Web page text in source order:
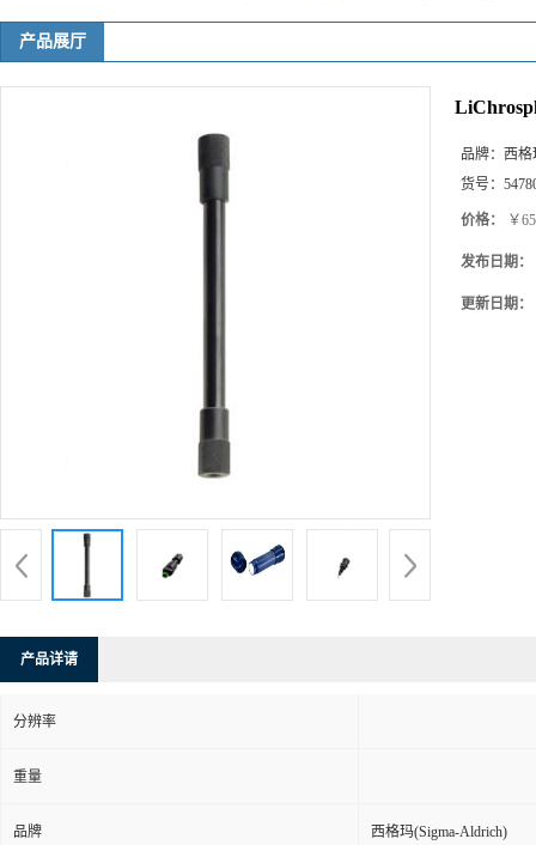
产品展厅
品牌： 西格
货号：
价格： ￥
发布日期：
更新日期：
产品详请
分辨率
重量
品牌 西格玛(Sigma-Aldrich)